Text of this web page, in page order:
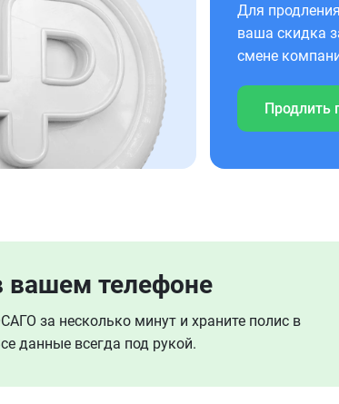
Для
ваша скидка
смене
Продлить
вашем телефоне
за несколько минут и храните полис в
данные всегда под рукой.